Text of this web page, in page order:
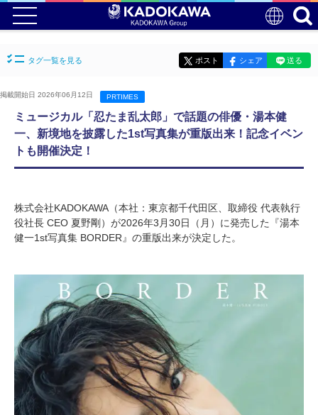
タグ一覧を見る ポスト シェア 送る
掲載開始日 2026年06月12日 PRTIMES
ミュージカル「忍たま乱太郎」で話題の俳優・湯本健
一、新境地を披露した1st写真集が重版出来！記念イベン
トも開催決定！
株式会社KADOKAWA（本社：東京都千代田区、取締役 代表執行
役社長 CEO 夏野剛）が2026年3月30日（月）に発売した『湯本
健一1st写真集 BORDER』の重版出来が決定した。